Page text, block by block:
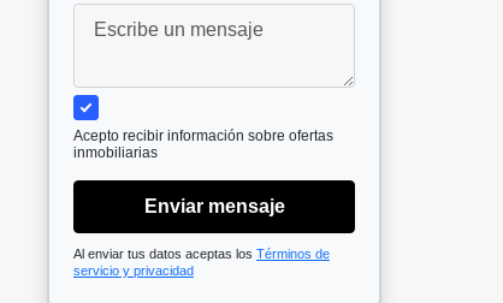
Acepto recibir información sobre ofertas
inmobiliarias
Enviar mensaje
Al enviar tus datos aceptas los Términos de
servicio y privacidad